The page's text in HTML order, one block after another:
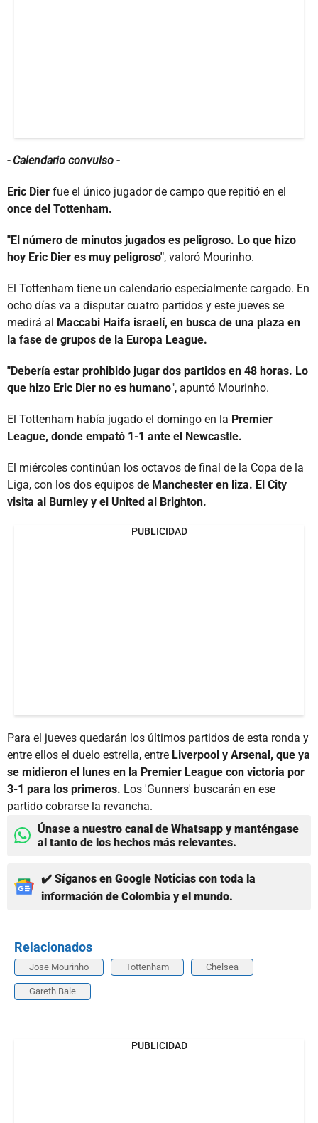
- Calendario convulso -
Eric Dier fue el único jugador de campo que repitió en el
once del Tottenham.
"El número de minutos jugados es peligroso. Lo que hizo
hoy Eric Dier es muy peligroso", valoró Mourinho.
El Tottenham tiene un calendario especialmente cargado. En
ocho días va a disputar cuatro partidos y este jueves se
medirá al Maccabi Haifa israelí, en busca de una plaza en
la fase de grupos de la Europa League.
"Debería estar prohibido jugar dos partidos en 48 horas. Lo
que hizo Eric Dier no es humano", apuntó Mourinho.
El Tottenham había jugado el domingo en la Premier
League, donde empató 1-1 ante el Newcastle.
El miércoles continúan los octavos de final de la Copa de la
Liga, con los dos equipos de Manchester en liza. El City
visita al Burnley y el United al Brighton.
PUBLICIDAD
Para el jueves quedarán los últimos partidos de esta ronda y
entre ellos el duelo estrella, entre Liverpool y Arsenal, que ya
se midieron el lunes en la Premier League con victoria por
3-1 para los primeros. Los 'Gunners' buscarán en ese
partido cobrarse la revancha.
Únase a nuestro canal de Whatsapp y manténgase
al tanto de los hechos más relevantes.
✔️ Síganos en Google Noticias con toda la
información de Colombia y el mundo.
Relacionados
Jose Mourinho Tottenham Chelsea
Gareth Bale
PUBLICIDAD